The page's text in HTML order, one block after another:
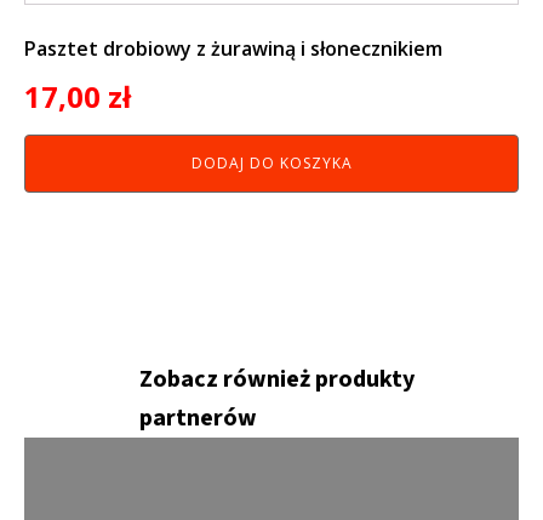
Pasztet drobiowy z żurawiną i słonecznikiem
17,00 zł
DODAJ DO KOSZYKA
Zobacz również produkty
partnerów